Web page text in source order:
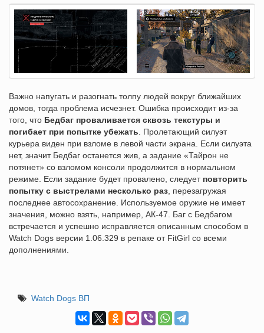
Важно напугать и разогнать толпу людей вокруг ближайших
домов, тогда проблема исчезнет. Ошибка происходит из-за
того, что Бедбаг проваливается сквозь текстуры и
погибает при попытке убежать . Пролетающий силуэт
курьера виден при взломе в левой части экрана. Если силуэта
нет, значит Бедбаг останется жив, а задание «Тайрон не
потянет» со взломом консоли продолжится в нормальном
режиме. Если задание будет провалено, следует повторить
попытку с выстрелами несколько раз , перезагружая
последнее автосохранение. Используемое оружие не имеет
значения, можно взять, например, АК-47. Баг с Бедбагом
встречается и успешно исправляется описанным способом в
Watch Dogs версии 1.06.329 в репаке от FitGirl со всеми
дополнениями.
Watch Dogs ВП